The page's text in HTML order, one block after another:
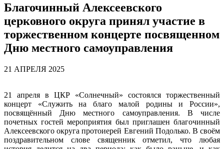
Благочинный Алексеевского
церковного округа принял участие в
торжественном концерте посвященном
Дню местного самоуправления
21 АПРЕЛЯ 2025
21 апреля в ЦКР «Солнечный» состоялся торжественный
концерт «Служить на благо малой родины и России»,
посвящённый Дню местного самоуправления. В числе
почетных гостей мероприятия был приглашен благочинный
Алексеевского округа протоиерей Евгений Подолько. В своём
поздравительном слове священник отметил, что любая